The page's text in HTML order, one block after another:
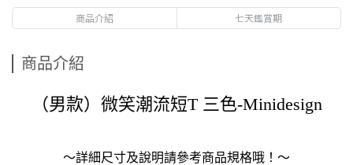
商品介紹 七天鑑賞期
商品介紹
（男款）微笑潮流短T 三色-Minidesign
～詳細尺寸及說明請參考商品規格哦！～